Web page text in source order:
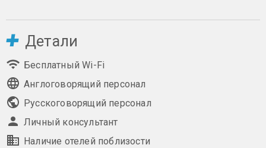
Детали
Бесплатный Wi-Fi
Англоговорящий персонал
Русскоговорящий персонал
Личный консультант
Наличие отелей поблизости